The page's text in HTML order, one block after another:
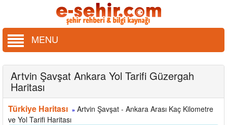
MENU
Artvin Şavşat Ankara Yol Tarifi Güzergah
Haritası
Türkiye Haritası » Artvin Şavşat - Ankara Arası Kaç Kilometre
ve Yol Tarifi Haritası